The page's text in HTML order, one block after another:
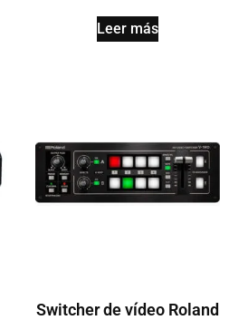
Leer más
Switcher de vídeo Roland